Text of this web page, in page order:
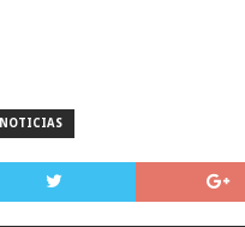
NOTICIAS